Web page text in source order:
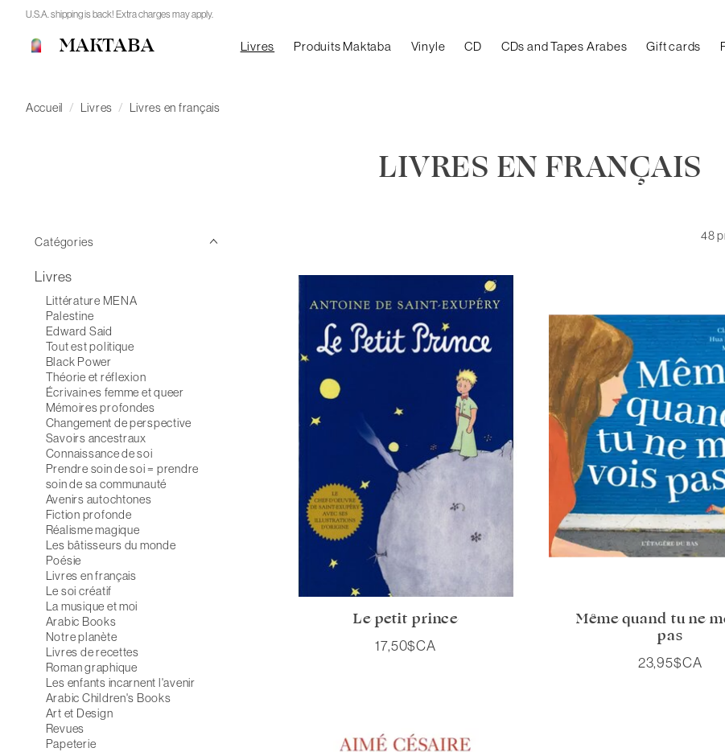
U.S.A. shipping is back! Extra charges may apply.
MAKTABA Livres Produits Maktaba Vinyle CD CDs and Tapes Arabes Gift cards
Accueil / Livres / Livres en français
LIVRES EN FRANÇAIS
Catégories
Livres
Littérature MENA
Palestine
Edward Said
Tout est politique
Black Power
Théorie et réflexion
Écrivain·es femme et queer
Mémoires profondes
Changement de perspective
Savoirs ancestraux
Connaissance de soi
Prendre soin de soi = prendre
soin de sa communauté
Avenirs autochtones
Fiction profonde
Réalisme magique
Les bâtisseurs du monde
Poésie
Livres en français
Le soi créatif
La musique et moi
Arabic Books
Notre planète
Livres de recettes
Roman graphique
Les enfants incarnent l'avenir
Arabic Children's Books
Art et Design
Revues
Papeterie
48
Le petit prince
17,50$CA
Même quand tu ne
pas
23,95$CA